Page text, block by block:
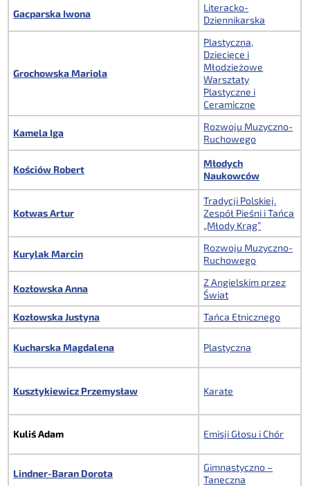
Gacparska Iwona
Literacko-
Dziennikarska
Grochowska Mariola
Plastyczna,
Dziecięce i
Młodzieżowe
Warsztaty
Plastyczne i
Ceramiczne
Kamela Iga
Rozwoju Muzyczno-
Ruchowego
Kościów Robert
Młodych
Naukowców
Kotwas Artur
Tradycji Polskiej.
Zespół Pieśni i Tańca
„Młody Krąg”
Kurylak Marcin
Rozwoju Muzyczno-
Ruchowego
Kozłowska Anna
Z Angielskim przez
Świat
Kozłowska Justyna
Tańca Etnicznego
Kucharska Magdalena Plastyczna
Kusztykiewicz Przemysław Karate
Kuliś Adam Emisji Głosu i Chór
Lindner-Baran Dorota
Gimnastyczno –
Taneczna